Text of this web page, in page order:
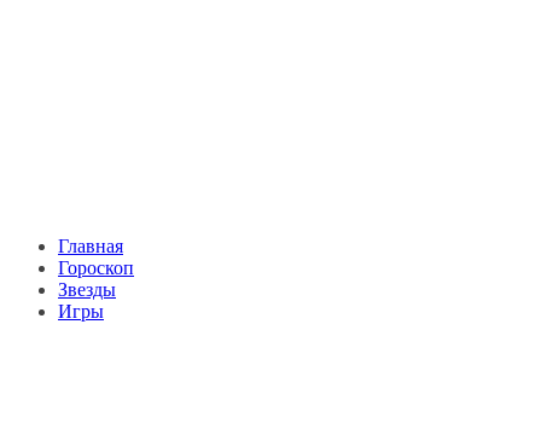
Главная
Гороскоп
Звезды
Игры